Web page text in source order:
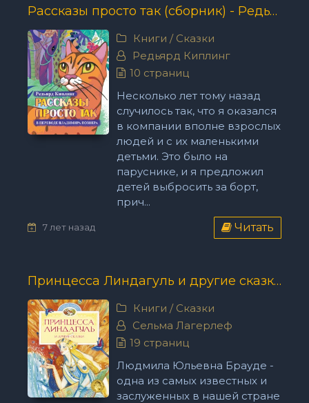
Рассказы просто так (сборник) - Редьярд Киплинг
Книги / Сказки
Редьярд Киплинг
10 страниц
Несколько лет тому назад
случилось так, что я оказался
в компании вполне взрослых
людей и с их маленькими
детьми. Это было на
паруснике, и я предложил
детей выбросить за борт,
прич...
7 лет назад Читать
Принцесса Линдагуль и другие сказки - Сельма Лагерлеф
Книги / Сказки
Сельма Лагерлеф
19 страниц
Людмила Юльевна Брауде -
одна из самых известных и
заслуженных в нашей стране